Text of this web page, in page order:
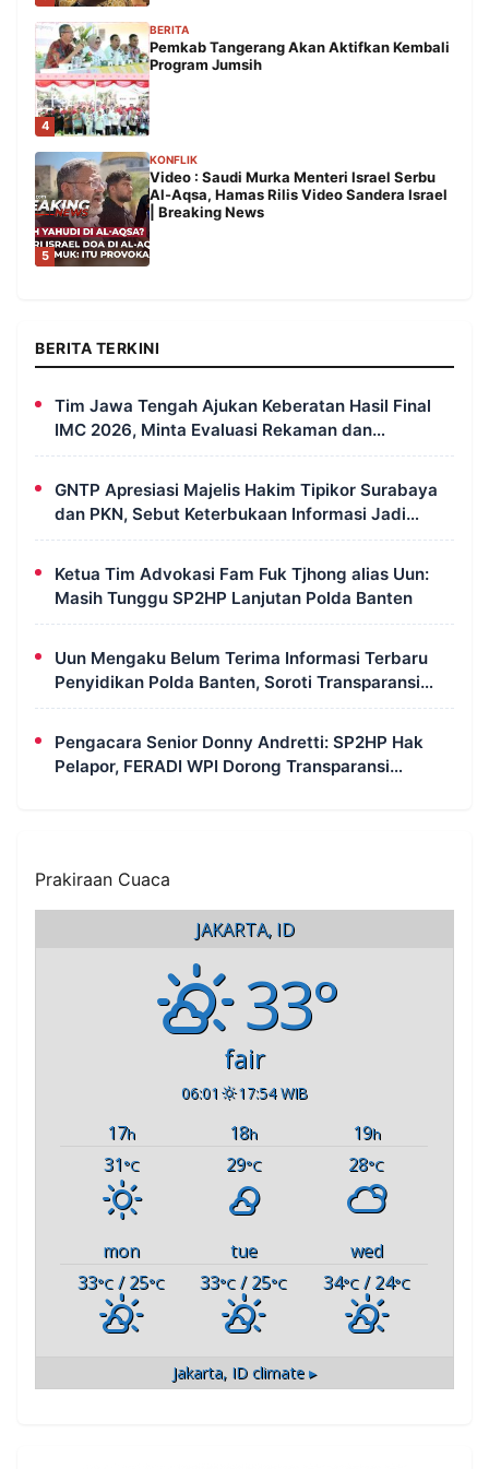
4
BERITA
Pemkab Tangerang Akan Aktifkan Kembali
Program Jumsih
5
KONFLIK
Video : Saudi Murka Menteri Israel Serbu
Al-Aqsa, Hamas Rilis Video Sandera Israel
| Breaking News
BERITA TERKINI
Tim Jawa Tengah Ajukan Keberatan Hasil Final
IMC 2026, Minta Evaluasi Rekaman dan
Scorecard Juri
GNTP Apresiasi Majelis Hakim Tipikor Surabaya
dan PKN, Sebut Keterbukaan Informasi Jadi
Instrumen Pengawasan Korupsi
Ketua Tim Advokasi Fam Fuk Tjhong alias Uun:
Masih Tunggu SP2HP Lanjutan Polda Banten
Uun Mengaku Belum Terima Informasi Terbaru
Penyidikan Polda Banten, Soroti Transparansi
Perkara
Pengacara Senior Donny Andretti: SP2HP Hak
Pelapor, FERADI WPI Dorong Transparansi
Prakiraan Cuaca
JAKARTA, ID
33°
fair
06:01 17:54 WIB
17h 18h 19h
31°C 29°C 28°C
mon tue
wed
33°C / 25°C 33°C / 25°C 34°C/ 24°C
Jakarta, ID climate ▸